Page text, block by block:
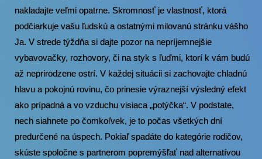
nakladajte veľmi opatrne. Skromnosť je vlastnosť, ktorá
podčiarkuje vašu ľudskú a ostatnými milovanú stránku vášho
Ja. V strede týždňa si dajte pozor na nepríjemnejšie
vybavovačky, rozhovory, či na styk s ľuďmi, ktorí k vám budú
až neprirodzene ostrí. V každej situácii si zachovajte chladnú
hlavu a pokojnú rovinu, čo prinesie výraznejší výsledný efekt
ako prípadná a vo vzduchu visiaca „potýčka“. V podstate,
nech siahnete po čomkoľvek, je to počas všetkých dní
predurčené na úspech. Pokiaľ spadáte do kategórie rodičov,
skúste spoločne s partnerom popremýšľať nad alternatívou